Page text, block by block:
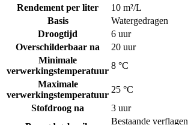
Rendement per liter
10 m²/L
Basis
Watergedragen
Droogtijd
6 uur
Overschilderbaar na
20 uur
Minimale
verwerkingstemperatuur
8 °C
Maximale
verwerkingstemperatuur
25 °C
Stofdroog na
3 uur
Bestaande verflagen